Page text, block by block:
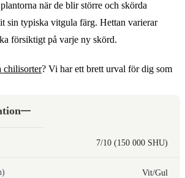
när de blir större och skörda
sin typiska vitgula färg. Hettan varierar
försiktigt på varje ny skörd.
chilisorter? Vi har ett brett urval för dig som
7/10 (150 000 SHU)
Vit/Gul